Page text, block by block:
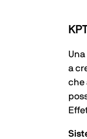
a
che